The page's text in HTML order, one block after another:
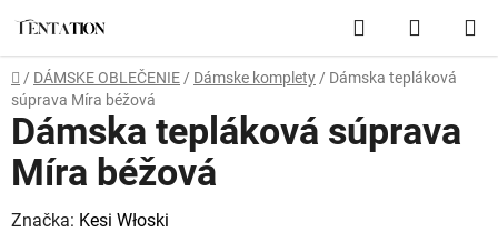
obsah
Hľadať
KOŠÍK
Domov
/ DÁMSKE OBLEČENIE / Dámske komplety / Dámska tepláková
súprava Míra béžová
Dámska tepláková súprava
Míra béžová
Značka: Kesi Włoski